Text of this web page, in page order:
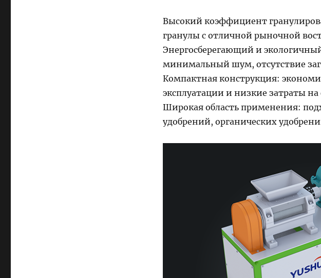
Высокий коэффициент
гранулы с отличной рыночной
Энергосберегающий и
минимальный шум, отсутствие
Компактная конструкция:
эксплуатации и низкие затраты
Широкая область применения:
удобрений, органических